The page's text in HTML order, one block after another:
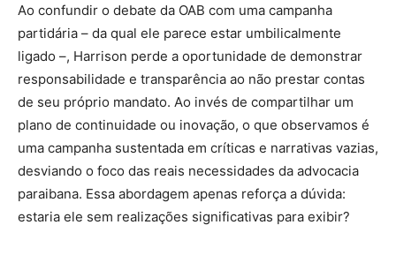
Ao confundir o debate da OAB com uma campanha
partidária – da qual ele parece estar umbilicalmente
ligado –, Harrison perde a oportunidade de demonstrar
responsabilidade e transparência ao não prestar contas
de seu próprio mandato. Ao invés de compartilhar um
plano de continuidade ou inovação, o que observamos é
uma campanha sustentada em críticas e narrativas vazias,
desviando o foco das reais necessidades da advocacia
paraibana. Essa abordagem apenas reforça a dúvida:
estaria ele sem realizações significativas para exibir?